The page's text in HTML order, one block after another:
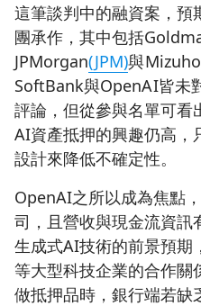
這筆談判中的融資案，
團承作，其中包括
JPMorgan(JPM)與
SoftBank與OpenAI皆未
評論，但從參與名單可
AI資產抵押的興趣仍高，
設計來降低不確定性。
OpenAI之所以成為焦點
司，且營收與現金流資
生成式AI技術的前景預
等大型科技企業的合作關
做抵押品時，銀行端若缺